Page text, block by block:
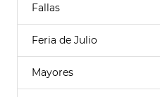
Fallas
Feria de Julio
Mayores